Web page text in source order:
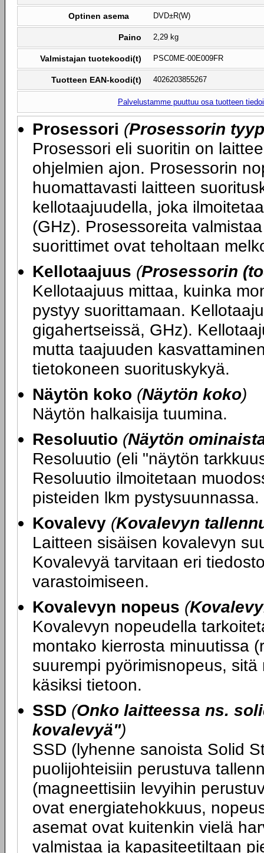
Optinen asema DVD±R(W)
Paino 2,29 kg
Valmistajan tuotekoodi(t) PSC0ME-00E009FR
Tuotteen EAN-koodi(t) 4026203855267
Palvelustamme puuttuu osa tuotteen
Prosessori (Prosessorin
Prosessori eli suoritin on
ohjelmien ajon. Prosessorin
huomattavasti laitteen
kellotaajuudella, joka
(GHz). Prosessoreita
suorittimet ovat teholtaan
Kellotaajuus (Prosessorin
Kellotaajuus mittaa, kuinka
pystyy suorittamaan.
gigahertseissä, GHz).
mutta taajuuden
tietokoneen suorituskykyä.
Näytön koko (Näytön koko)
Näytön halkaisija tuumina.
Resoluutio (Näytön
Resoluutio (eli "näytön
Resoluutio ilmoitetaan
pisteiden lkm pystysuunnassa.
Kovalevy (Kovalevyn
Laitteen sisäisen kovalevyn
Kovalevyä tarvitaan eri
varastoimiseen.
Kovalevyn nopeus (
Kovalevyn nopeudella
montako kierrosta minuutissa
suurempi pyörimisnopeus,
käsiksi tietoon.
SSD (Onko laitteessa ns.
kovalevyä")
SSD (lyhenne sanoista Solid
puolijohteisiin perustuva
(magneettisiin levyihin
ovat energiatehokkuus,
asemat ovat kuitenkin vielä
valmistaa ja kapasiteetiltaan